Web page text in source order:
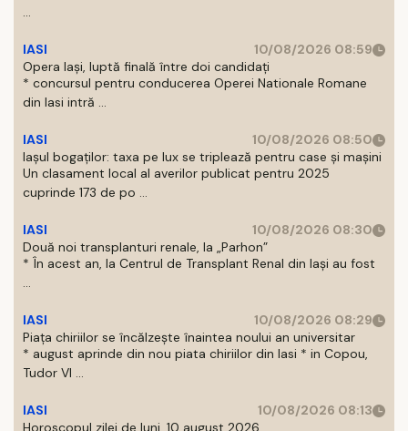
...
IASI
10/08/2026 08:59
Opera Iași, luptă finală între doi candidați
* concursul pentru conducerea Operei Nationale Romane
din Iasi intră ...
IASI
10/08/2026 08:50
Iașul bogaților: taxa pe lux se triplează pentru case și mașini
Un clasament local al averilor publicat pentru 2025
cuprinde 173 de po ...
IASI
10/08/2026 08:30
Două noi transplanturi renale, la „Parhon”
* În acest an, la Centrul de Transplant Renal din Iaşi au fost
...
IASI
10/08/2026 08:29
Piața chiriilor se încălzește înaintea noului an universitar
* august aprinde din nou piata chiriilor din Iasi * in Copou,
Tudor Vl ...
IASI
10/08/2026 08:13
Horoscopul zilei de luni, 10 august 2026